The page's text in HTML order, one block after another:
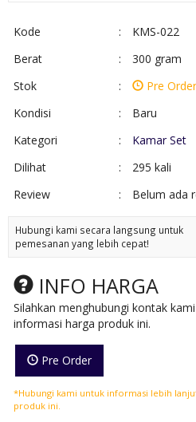
Kode :
KMS-022
Berat
:
300 gram
Stok
:
Pre Order
Kondisi
:
Baru
Kategori
:
Kamar Set
Dilihat
:
295 kali
Review
: Belum ada
Hubungi kami secara langsung untuk
pemesanan yang lebih cepat!
INFO HARGA
Silahkan menghubungi kontak
informasi harga produk ini.
Pre Order
*Hubungi kami untuk informasi lebih
produk ini.